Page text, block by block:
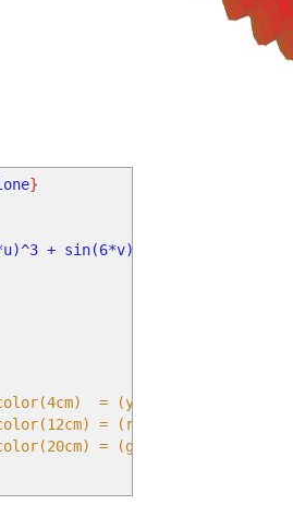
}
+ sin(6*v)^2 + cos(6*v)^4)
= (yellow!70!red);
= (red!90!black);
= (green!20!black)},